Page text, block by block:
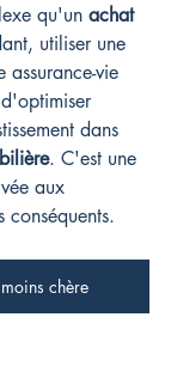
qu'un achat
utiliser une
assurance-vie
dans
. C'est une
aux
conséquents.
chère